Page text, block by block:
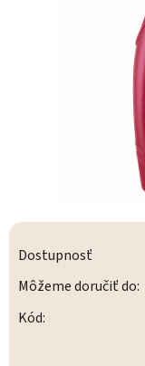
Dostupnosť
Môžeme doručiť do:
Kód: